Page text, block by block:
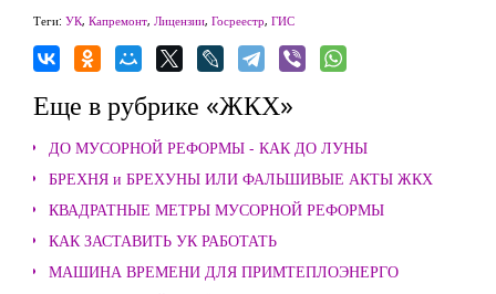
Теги: УК, Капремонт, Лицензии, Госреестр, ГИС
Еще в рубрике «ЖКХ»
ДО МУСОРНОЙ РЕФОРМЫ - КАК ДО ЛУНЫ
БРЕХНЯ и БРЕХУНЫ ИЛИ ФАЛЬШИВЫЕ АКТЫ ЖКХ
КВАДРАТНЫЕ МЕТРЫ МУСОРНОЙ РЕФОРМЫ
КАК ЗАСТАВИТЬ УК РАБОТАТЬ
МАШИНА ВРЕМЕНИ ДЛЯ ПРИМТЕПЛОЭНЕРГО